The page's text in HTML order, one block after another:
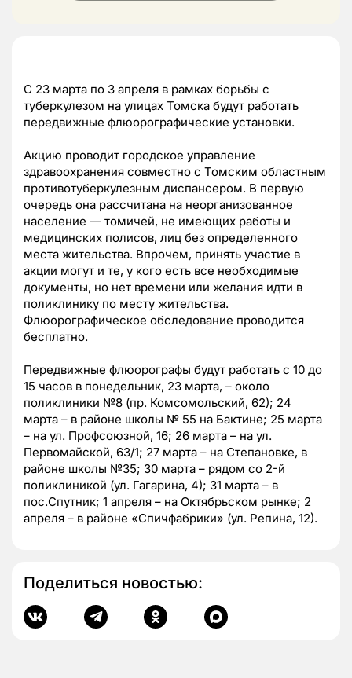
С 23 марта по 3 апреля в рамках борьбы с
туберкулезом на улицах Томска будут работать
передвижные флюорографические установки.
Акцию проводит городское управление
здравоохранения совместно с Томским областным
противотуберкулезным диспансером. В первую
очередь она рассчитана на неорганизованное
население — томичей, не имеющих работы и
медицинских полисов, лиц без определенного
места жительства. Впрочем, принять участие в
акции могут и те, у кого есть все необходимые
документы, но нет времени или желания идти в
поликлинику по месту жительства.
Флюорографическое обследование проводится
бесплатно.
Передвижные флюорографы будут работать с 10 до
15 часов в понедельник, 23 марта, – около
поликлиники №8 (пр. Комсомольский, 62); 24
марта – в районе школы № 55 на Бактине; 25 марта
– на ул. Профсоюзной, 16; 26 марта – на ул.
Первомайской, 63/1; 27 марта – на Степановке, в
районе школы №35; 30 марта – рядом со 2-й
поликлиникой (ул. Гагарина, 4); 31 марта – в
пос.Спутник; 1 апреля – на Октябрьском рынке; 2
апреля – в районе «Спичфабрики» (ул. Репина, 12).
Поделиться новостью: